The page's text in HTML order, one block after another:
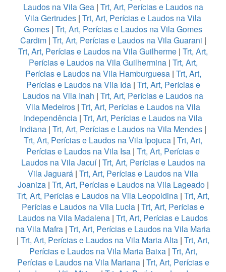
Laudos na Vila Gea| Trt, Art, Perícias e Laudos na
Vila Gertrudes | Trt, Art, Perícias e Laudos na Vila
Gomes | Trt, Art, Perícias e Laudos na Vila Gomes
Cardim| Trt, Art, Perícias e Laudos na Vila Guarani |
Trt, Art, Perícias e Laudos na Vila Guilherme | Trt, Art,
Perícias e Laudos na Vila Guilhermina| Trt, Art,
Perícias e Laudos na Vila Hamburguesa| Trt, Art,
Perícias e Laudos na Vila Ida| Trt, Art, Perícias e
Laudos na Vila Inah | Trt, Art, Perícias e Laudos na
Vila Medeiros | Trt, Art, Perícias e Laudos na Vila
Independência | Trt, Art, Perícias e Laudos na Vila
Indiana | Trt, Art, Perícias e Laudos na Vila Mendes |
Trt, Art, Perícias e Laudos na Vila Ipojuca | Trt, Art,
Perícias e Laudos na Vila Isa | Trt, Art, Perícias e
Laudos na Vila Jacuí| Trt, Art, Perícias e Laudos na
Vila Jaguará | Trt, Art, Perícias e Laudos na Vila
Joaniza| Trt, Art, Perícias e Laudos na Vila Lageado|
Trt, Art, Perícias e Laudos na Vila Leopoldina | Trt, Art,
Perícias e Laudos na Vila Lucia | Trt, Art, Perícias e
Laudos na Vila Madalena | Trt, Art, Perícias e Laudos
na Vila Mafra | Trt, Art, Perícias e Laudos na Vila Maria
| Trt, Art, Perícias e Laudos na Vila Maria Alta | Trt, Art,
Perícias e Laudos na Vila Maria Baixa| Trt, Art,
Perícias e Laudos na Vila Mariana| Trt, Art, Perícias e